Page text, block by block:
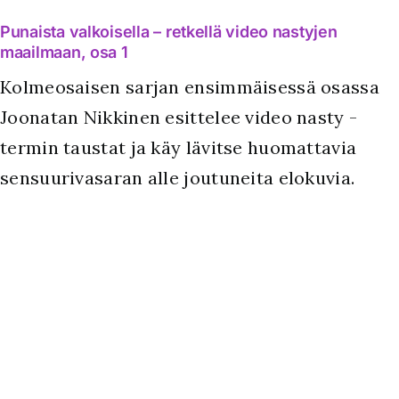
Punaista valkoisella – retkellä video nastyjen
maailmaan, osa 1
Kolmeosaisen sarjan ensimmäisessä osassa
Joonatan Nikkinen esittelee video nasty -
termin taustat ja käy lävitse huomattavia
sensuurivasaran alle joutuneita elokuvia.